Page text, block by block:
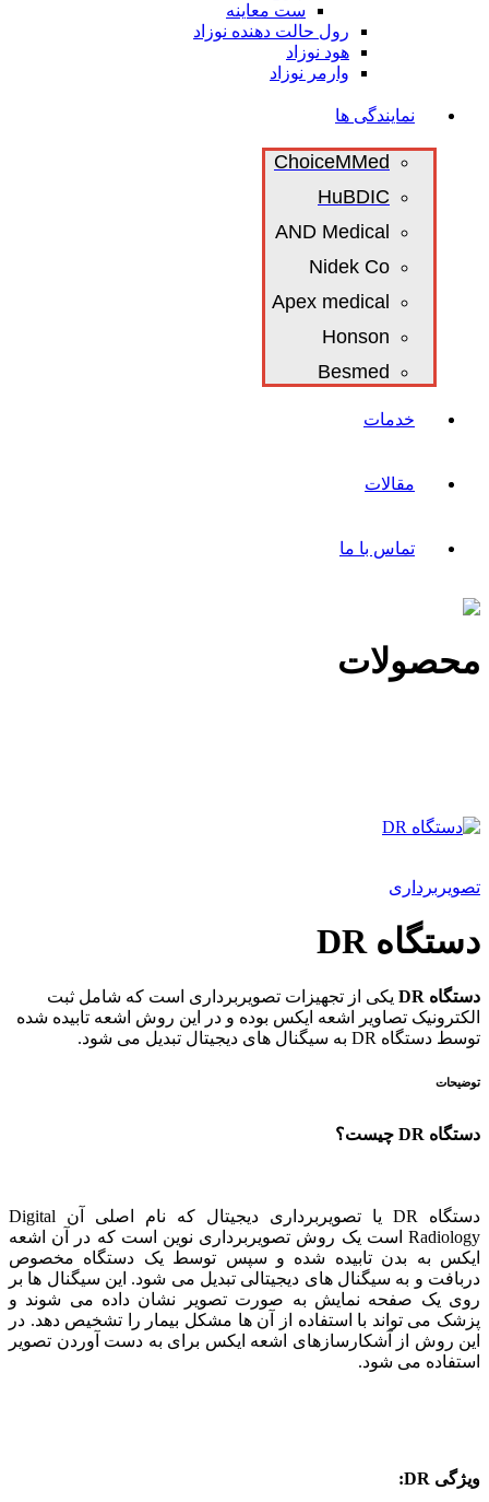
ست معاینه
رول حالت دهنده نوزاد
هود نوزاد
وارمر نوزاد
نمایندگی ها
ChoiceMMed
HuBDIC
AND Medical
Nidek Co
Apex medical
Honson
Besmed
خدمات
مقالات
تماس با ما
محصولات
تصویربرداری
دستگاه DR
دستگاه DR
یکی از تجهیزات تصویربرداری است که شامل ثبت
الکترونیک تصاویر اشعه ایکس بوده و در این روش اشعه تابیده شده
توسط دستگاه DR به سیگنال های دیجیتال تبدیل می شود.
توضیحات
دستگاه DR چیست؟
دستگاه DR یا تصویربرداری دیجیتال که نام اصلی آن Digital
Radiology است یک روش تصویربرداری نوین است که در آن اشعه
ایکس به بدن تابیده شده و سپس توسط یک دستگاه مخصوص
دربافت و به سیگنال های دیجیتالی تبدیل می شود. این سیگنال ها بر
روی یک صفحه نمایش به صورت تصویر نشان داده می شوند و
پزشک می تواند با استفاده از آن ها مشکل بیمار را تشخیص دهد. در
این روش از آشکارسازهای اشعه ایکس برای به دست آوردن تصویر
استفاده می شود.
ویژگی DR: